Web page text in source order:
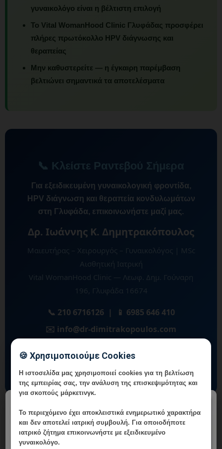
γυναικολόγο είναι η βέλτιστη επιλογή
Το Vital WomanHood Clinic Γλυφάδας προσφέρει
πλήρες πρωτόκολλο HPV διάγνωσης και
θεραπείας
Μην καθυστερείτε — η έγκαιρη παρέμβαση
βελτιώνει σημαντικά τα αποτελέσματα
📞 Κλείστε Ραντεβού Σήμερα
Για εξειδικευμένη γυναικολογική φροντίδα,
HPV διάγνωση και θεραπεία κονδυλωμάτων
στη Γλυφάδα, επικοινωνήστε μαζί μας.
Δρ. Ιωάννης Κ. Δημητρακόπουλος
Μαιευτήρας – Χειρουργός – Γυναικολόγος | MSc
Αισθητική Ιατρική
Vital WomanHood Clinic — Λεωφ. Δημ. Γούναρη
196, Γλυφάδα 16674
📞 210 6716126 | 📱 6985 646 410
✉️ info@dr-dimitrakopoulos.com
🗓️ Online Ραντεβού
Ιωάννης Κ. Δημητρακόπουλος
Μαιευτήρας - Χειρουργός - Γυναικολόγος
🍪 Χρησιμοποιούμε Cookies
Η ιστοσελίδα μας χρησιμοποιεί cookies για τη βελτίωση
της εμπειρίας σας, την ανάλυση της επισκεψιμότητας και
για σκοπούς μάρκετινγκ.
Το περιεχόμενο έχειαποκλειστικά ενημερωτικό χαρακτήρα
και δεν αποτελεί ιατρική συμβουλή. Για οποιοδήποτε
ιατρικό ζήτημα επικοινωνήστε με εξειδικευμένο
γυναικολόγο.